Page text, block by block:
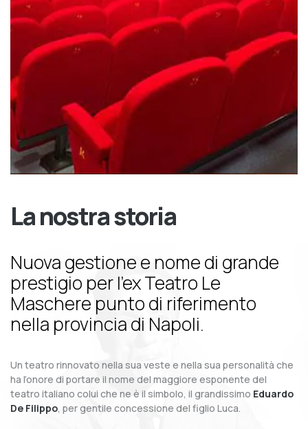
La nostra storia
Nuova gestione e nome di grande
prestigio per l’ex Teatro Le
Maschere punto di riferimento
nella provincia di Napoli.
Un teatro rinnovato nella sua veste e nella sua personalità che
ha l’onore di portare il nome del maggiore esponente del
teatro italiano colui che ne è il simbolo, il grandissimo Eduardo
De Filippo, per gentile concessione del figlio Luca.